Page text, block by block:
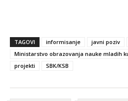
TAGOVI informisanje javni poziv
Ministarstvo obrazovanja nauke mladih
projekti
SBK/KSB